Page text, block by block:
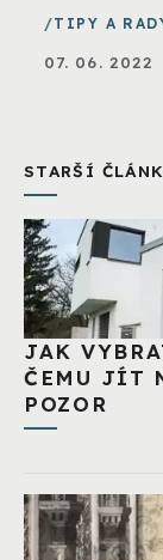
TIPY A
07. 06. 2022
STARŠÍ
JAK
ČEMU JÍT
POZOR